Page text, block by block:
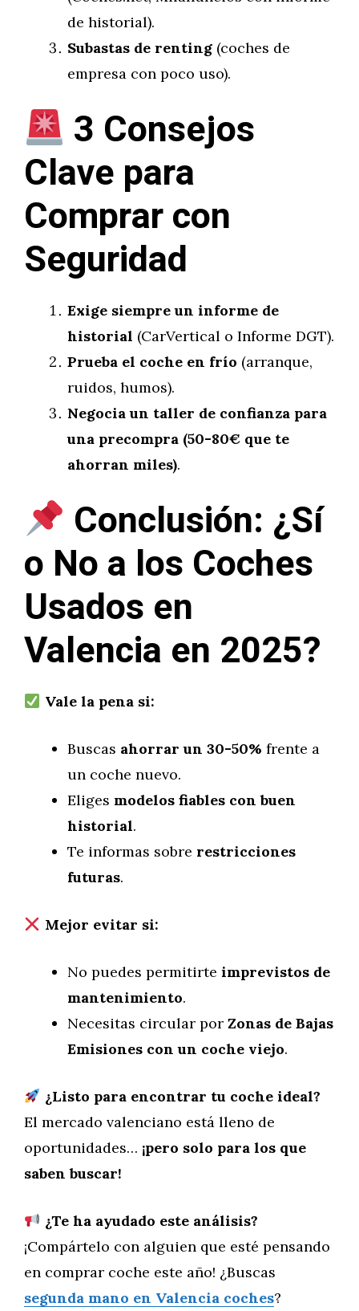
de historial).
Subastas de renting (coches de
empresa con poco uso).
3 Consejos
Clave para
Comprar con
Seguridad
Exige siempre un informe de
historial (CarVertical o Informe DGT).
Prueba el coche en frío (arranque,
ruidos, humos).
Negocia un taller de confianza para
una precompra (50-80€ que te
ahorran miles).
Conclusión: ¿Sí
o No a los Coches
Usados en
Valencia en 2025?
Vale la pena si:
Buscas ahorrar un 30-50% frente a
un coche nuevo.
Eliges modelos fiables con buen
historial.
Te informas sobre restricciones
futuras.
Mejor evitar si:
No puedes permitirte imprevistos de
mantenimiento.
Necesitas circular por Zonas de Bajas
Emisiones con un coche viejo.
¿Listo para encontrar tu coche ideal?
El mercado valenciano está lleno de
oportunidades… ¡pero solo para los que
saben buscar!
¿Te ha ayudado este análisis?
¡Compártelo con alguien que esté pensando
en comprar coche este año! ¿Buscas
segunda mano en Valencia coches?